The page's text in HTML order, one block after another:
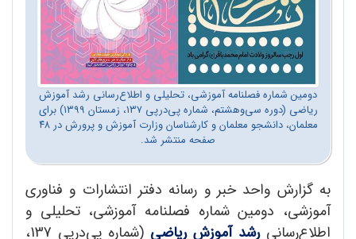
دومین شماره فصلنامه آموزشی، تحلیلی و اطلاع‌رسانی رشد آموزش
ریاضی (دوره سی‌وهشتم، شماره پی‌درپی ۱۳۷، زمستان ۱۳۹۹) برای
معلمان، دانشجو معلمان و کارشناسان وزارت آموزش و پرورش در ۴۸
صفحه منتشر شد.
به گزارش واحد خبر و رسانه دفتر انتشارات و فناوری
آموزشی، دومین شماره فصلنامه آموزشی، تحلیلی و
اطلاع‌رسانیرشد آموزش ریاضی
(شماره پی‌درپی 137،